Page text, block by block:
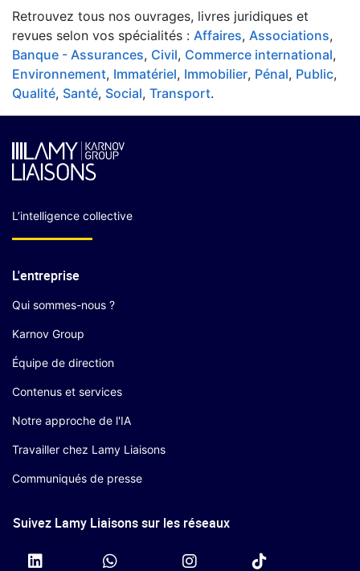
Retrouvez tous nos ouvrages, livres juridiques et
revues selon vos spécialités : Affaires, Associations,
Banque - Assurances, Civil, Commerce international,
Environnement, Immatériel, Immobilier, Pénal, Public,
Qualité, Santé, Social, Transport.
L’intelligence collective
L'entreprise
Qui sommes-nous ?
Karnov Group
Équipe de direction
Contenus et services
Notre approche de l'IA
Travailler chez Lamy Liaisons
Communiqués de presse
Suivez Lamy Liaisons sur les réseaux